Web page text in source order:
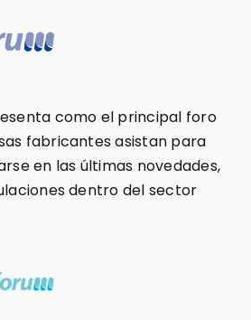
como el principal foro
fabricantes asistan para
en las últimas novedades,
dentro del sector